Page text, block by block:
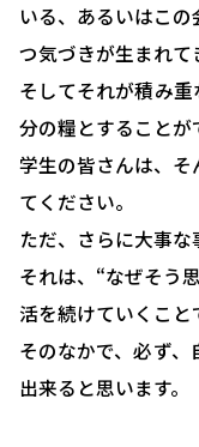
確定拠出型年
社会保険・給
労務システム管
お客様の声
会社概要
お問い合わせ・
いる、あるいはこ
つ気づきが生まれて
そしてそれが積み
分の糧とすることが
学生の皆さんは、そ
てください。
ただ、さらに大事な
それは、“なぜそう
活を続けていくこと
そのなかで、必ず
出来ると思います。